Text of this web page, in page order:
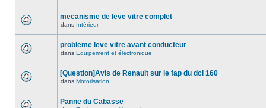
mecanisme de leve vitre complet
dans Intérieur
probleme leve vitre avant conducteur
dans Equipement et électronique
[Question]Avis de Renault sur le fap du dci 160
dans Motorisation
Panne du Cabasse